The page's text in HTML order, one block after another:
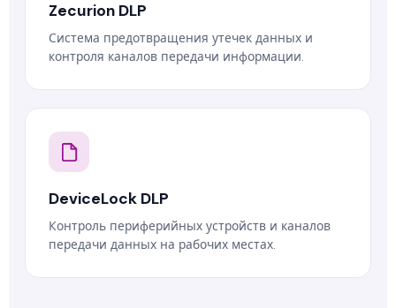
Zecurion DLP
Система предотвращения утечек данных и
контроля каналов передачи информации.
DeviceLock DLP
Контроль периферийных устройств и каналов
передачи данных на рабочих местах.